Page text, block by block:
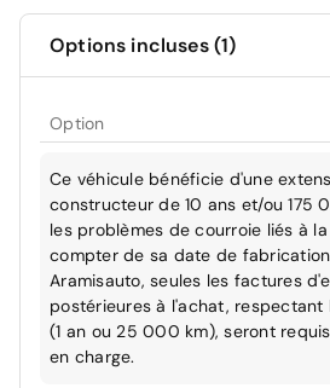
Options incluses (1)
Option
Ce véhicule bénéficie d'une
constructeur de 10 ans et/ou 175
les problèmes de courroie liés à
compter de sa date de
Aramisauto, seules les factures
postérieures à l'achat,
(1 an ou 25 000 km), seront
en charge.